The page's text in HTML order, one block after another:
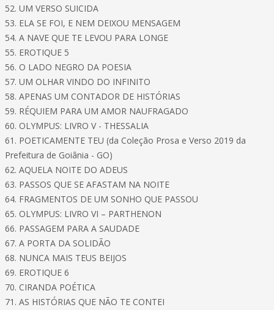
52. UM VERSO SUICIDA
53. ELA SE FOI, E NEM DEIXOU MENSAGEM
54. A NAVE QUE TE LEVOU PARA LONGE
55. EROTIQUE 5
56. O LADO NEGRO DA POESIA
57. UM OLHAR VINDO DO INFINITO
58. APENAS UM CONTADOR DE HISTÓRIAS
59. RÉQUIEM PARA UM AMOR NAUFRAGADO
60. OLYMPUS: LIVRO V - THESSALIA
61. POETICAMENTE TEU (da Coleção Prosa e Verso 2019 da
Prefeitura de Goiânia - GO)
62. AQUELA NOITE DO ADEUS
63. PASSOS QUE SE AFASTAM NA NOITE
64. FRAGMENTOS DE UM SONHO QUE PASSOU
65. OLYMPUS: LIVRO VI – PARTHENON
66. PASSAGEM PARA A SAUDADE
67. A PORTA DA SOLIDÃO
68. NUNCA MAIS TEUS BEIJOS
69. EROTIQUE 6
70. CIRANDA POÉTICA
71. AS HISTÓRIAS QUE NÃO TE CONTEI